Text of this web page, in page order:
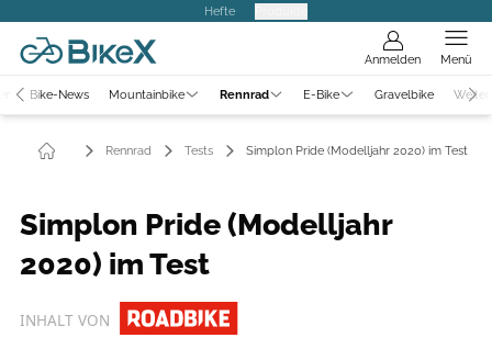
Hefte
Anmelden Menü
Bike-News Mountainbike Rennrad E-Bike Gravelbike
Rennrad Tests Simplon Pride (Modelljahr 2020) im Test
Simplon Pride (Modelljahr
2020) im Test
INHALT VON